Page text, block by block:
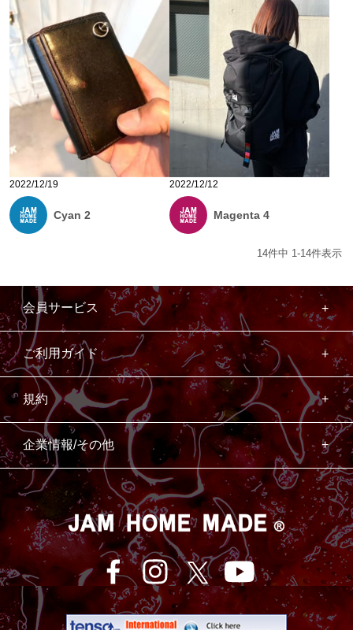
2022/12/19
Cyan 2
2022/12/12
Magenta 4
14件中 1-14件表示
会員サービス
ご利用ガイド
規約
企業情報/その他